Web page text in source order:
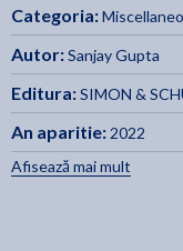
Categoria:
Autor:Sanjay Gupta
Editura:SIMON &
An aparitie: 2022
Afisează mai mult